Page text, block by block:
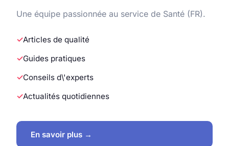
Une équipe passionnée au service de Santé (FR).
Articles de qualité
Guides pratiques
Conseils d\'experts
Actualités quotidiennes
En savoir plus →